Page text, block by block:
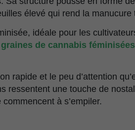
élevé qui rend la manucure
idéale pour les
graines de cannabis féminisées
rapide et le peu d’attention
ressentent une touche de
à s’empiler.